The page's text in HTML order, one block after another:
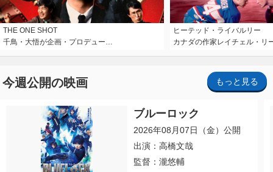
THE ONE SHOT
千鳥・大悟が企画・プロデュー…
ヒーテッド・ライバルリー
カナダの作家レイチェル・リ
今週公開の映画 もっと見る
ブルーロック
2026年08月07日（金）公開
出演：高橋文哉
監督：瀧悠輔